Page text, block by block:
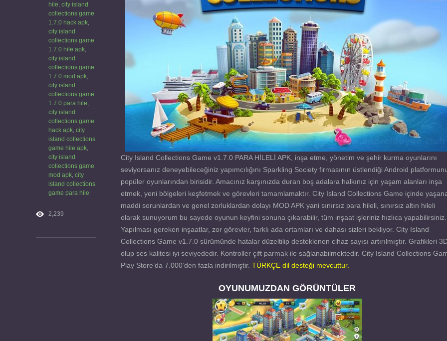
City Island Collections Game v1.7.0 PARA HİLELİ APK, inşa etme, yönetim ve şehir kurma oyunlarını
seviyorsanız deneyebileceğiniz yapımcılığını Sparkling Society firmasının üstlendiği Android
popüler oyunlarından birisidir. Amacınız karşınızda duran boş adalara halkınız için yaşam alanları inşa
etmek, yeni bölgeleri keşfetmek ve görevleri tamamlamaktır. City Island Collections Game içinde
maddi sorunlardan ve genel zorluklardan dolayı MOD APK yani sınırsız para hileli, sınırsız altın hileli
olarak sunuyorum bu sayede oyunun keyfini sonuna çıkarabilir, tüm inşaat işleriniz hızlıca yapabilirsiniz.
Yapılması gereken inşaatlar, zor görevler, farklı ada ortamları ve dahası sizleri bekliyor. City Island
Collections Game v1.7.0 sürümünde hatalar düzeltilip desteklenen cihaz sayısı artırılmıştır. Grafikleri
olup ses kalitesi iyi seviyededir. Kontroller çift parmak ile sağlanabilmektedir. City Island Collections
Play Store’da 7.000’den fazla indirilmiştir. TÜRKÇE dil desteği mevcuttur.
OYUNUMUZDAN GÖRÜNTÜLER
hile, city island
collections game
1.7.0 hack apk,
city island
collections game
1.7.0 hile apk,
city island
collections game
1.7.0 mod apk,
city island
collections game
1.7.0 para hile,
city island
collections game
hack apk, city
island collections
game hile apk,
city island
collections game
mod apk, city
island collections
game para hile
2,239